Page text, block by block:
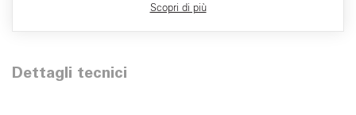
Scopri di più
Dettagli tecnici